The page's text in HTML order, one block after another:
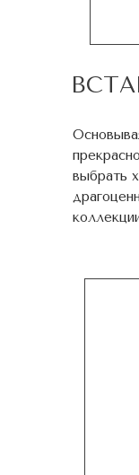
выбрать